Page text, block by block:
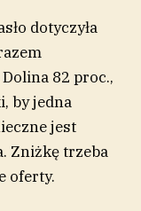
dotyczyła
82 proc.,
by jedna
jest
Zniżkę trzeba
oferty.